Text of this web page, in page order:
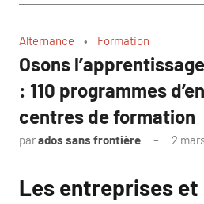
Alternance Formation
Osons
: 110 programmes
centres de formation
parados sans frontière 2
Les entreprises et